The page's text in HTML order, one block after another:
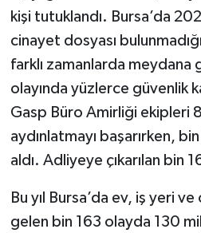
kişi tutuklandı. Bursa’da
cinayet dosyası
farklı zamanlarda meydana
olayında yüzlerce güvenlik
Gasp Büro Amirliği ekipleri
aydınlatmayı başarırken,
aldı. Adliyeye çıkarılan bin
Bu yıl Bursa’da ev, iş yeri
gelen bin 163 olayda 130